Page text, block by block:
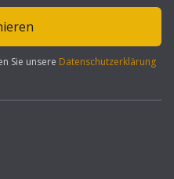
Sie unsere Datenschutzerklärung